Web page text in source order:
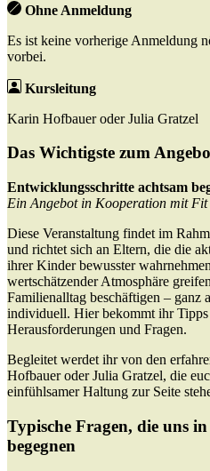
Ohne Anmeldung
Es ist keine vorherige Anmeldung
vorbei.
Kursleitung
Karin Hofbauer oder Julia Gratzel
Das Wichtigste zum
Entwicklungsschritte achtsam
Ein Angebot in Kooperation mit
Diese Veranstaltung findet im
und richtet sich an Eltern, die die
ihrer Kinder bewusster
wertschätzender Atmosphäre
Familienalltag beschäftigen – ganz
individuell. Hier bekommt ihr
Herausforderungen und Fragen.
Begleitet werdet ihr von den
Hofbauer oder Julia Gratzel, die
einfühlsamer Haltung zur Seite
Typische Fragen, die uns
begegnen